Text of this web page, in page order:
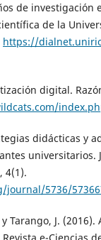
de
de la
https://
digital.
didácticas y
universitarios.
4(1).
5736/
Tarango, J.